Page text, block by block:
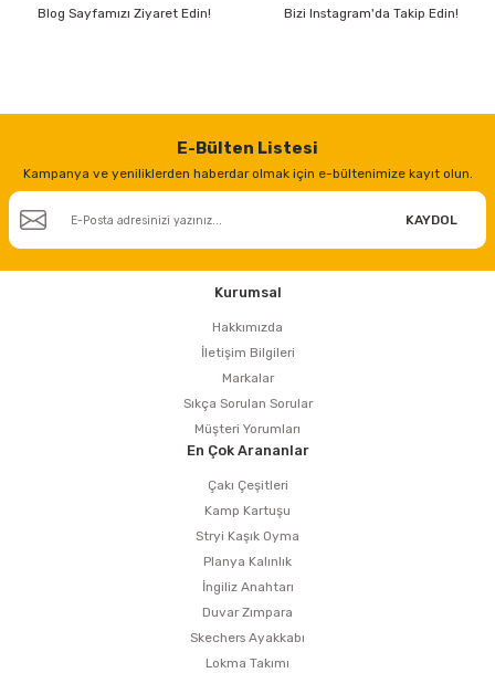
Blog Sayfamızı Ziyaret Edin! Bizi Instagram'da Takip Edin!
E-Bülten Listesi
Kampanya ve yeniliklerden haberdar olmak için e-bültenimize kayıt olun.
KAYDOL
Kurumsal
Hakkımızda
İletişim Bilgileri
Markalar
Sıkça Sorulan Sorular
Müşteri Yorumları
En Çok Arananlar
Çakı Çeşitleri
Kamp Kartuşu
Stryi Kaşık Oyma
Planya Kalınlık
İngiliz Anahtarı
Duvar Zımpara
Skechers Ayakkabı
Lokma Takımı